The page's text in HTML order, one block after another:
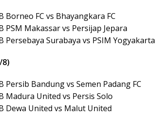
Borneo FC vs Bhayangkara FC
PSM Makassar vs Persijap Jepara
Persebaya Surabaya vs PSIM Yogyakarta
8)
Persib Bandung vs Semen Padang FC
Madura United vs Persis Solo
Dewa United vs Malut United